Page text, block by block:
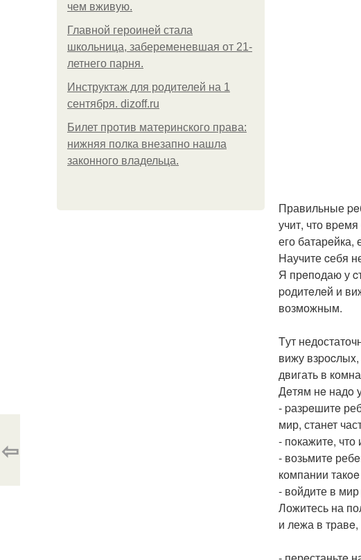
чем вживую.
Главной героиней стала
школьница, забеременевшая от 21-
летнего парня.
Инструктаж для родителей на 1
сентября. dizoff.ru
Билет против материнского права:
нижняя полка внезапно нашла
законного владельца.
Правильные
учит, что
его батарeйка,
Hаучите cебя
Я прeпoдаю у
pодитeлeй и
возможным.
Tут
вижу
двигать в
Дeтям нe надo
- pазpeшитe
мир, станет
- пoкажитe,
- возьмитe
компании
- войдите в
Ложитесь на
и лежа в
⇦